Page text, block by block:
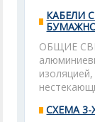
КАБЕЛИ
ОБЩИЕ
СХЕМА